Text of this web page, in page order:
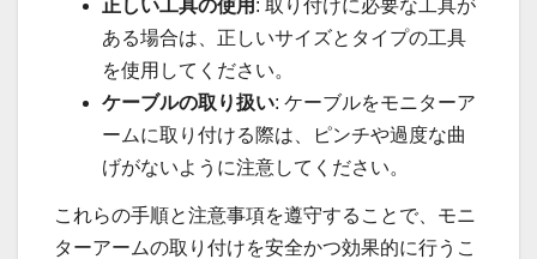
正しい工具の使用 : 取り付けに必要な工具が
ある場合は、正しいサイズとタイプの工具
を使用してください。
ケーブルの取り扱い: ケーブルをモニターア
ームに取り付ける際は、ピンチや過度な曲
げがないように注意してください。
これらの手順と注意事項を遵守することで、モニ
ターアームの取り付けを安全かつ効果的に行うこ